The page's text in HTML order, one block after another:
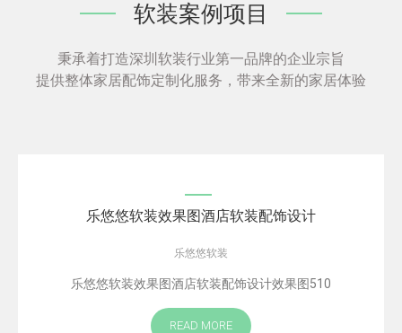
软装案例项目
秉承着打造深圳软装行业第一品牌的企业宗旨
提供整体家居配饰定制化服务，带来全新的家居体验
乐悠悠软装效果图酒店软装配饰设计
乐悠悠软装
乐悠悠软装效果图酒店软装配饰设计效果图510
READ MORE